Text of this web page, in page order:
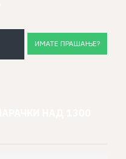
ИМАТЕ ПРАШАЊЕ?